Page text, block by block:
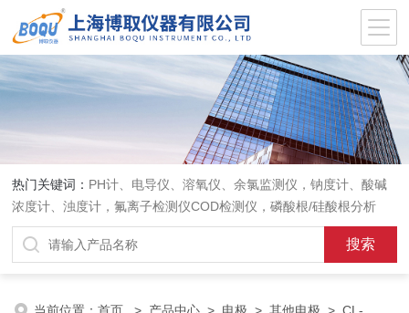
热门关键词： PH计、电导仪、溶氧仪、余氯监测仪，钠度计、酸碱
浓度计、浊度计，氟离子检测仪COD检测仪，磷酸根/硅酸根分析
仪，PH电极、溶氧电极、电导电极